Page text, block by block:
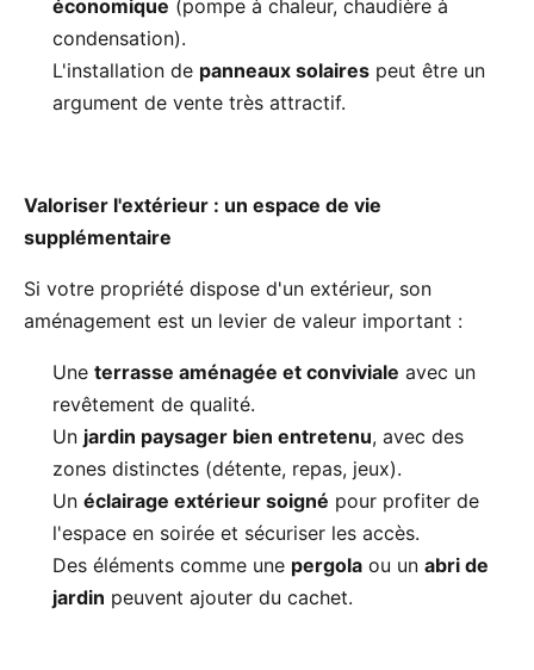
économique (pompe à chaleur, chaudière à
condensation).
L'installation de panneaux solaires peut être un
argument de vente très attractif.
Valoriser l'extérieur : un espace de vie
supplémentaire
Si votre propriété dispose d'un extérieur, son
aménagement est un levier de valeur important :
Une terrasse aménagée et conviviale avec un
revêtement de qualité.
Un jardin paysager bien entretenu, avec des
zones distinctes (détente, repas, jeux).
Un éclairage extérieur soigné pour profiter de
l'espace en soirée et sécuriser les accès.
Des éléments comme une pergola ou un abri de
jardin peuvent ajouter du cachet.